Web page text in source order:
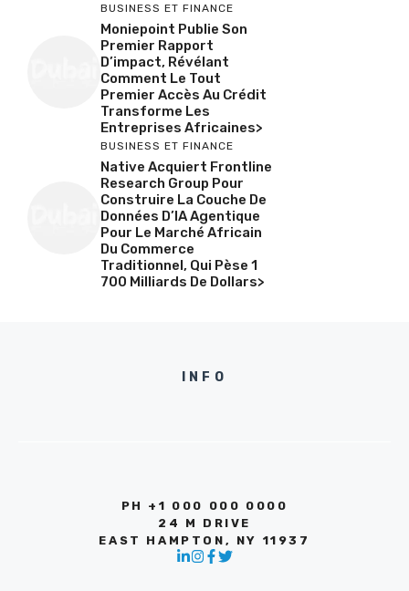
BUSINESS ET FINANCE
Moniepoint Publie Son
Premier Rapport
D’impact, Révélant
Comment Le Tout
Premier Accès Au Crédit
Transforme Les
Entreprises Africaines>
BUSINESS ET FINANCE
Native Acquiert Frontline
Research Group Pour
Construire La Couche De
Données D’IA Agentique
Pour Le Marché Africain
Du Commerce
Traditionnel, Qui Pèse 1
700 Milliards De Dollars>
INFO
PH +1 000 000 0000
24 M DRIVE
EAST HAMPTON, NY 11937